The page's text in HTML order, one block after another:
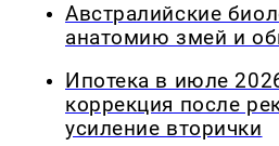
Австралийские
анатомию змей и
Ипотека в июле
коррекция после
усиление вторички